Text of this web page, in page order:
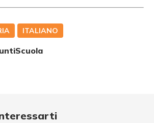
ITALIANO